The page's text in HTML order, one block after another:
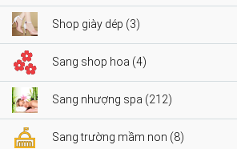
Shop giày dép (3)
Sang shop hoa (4)
Sang nhượng spa (212)
Sang trường mầm non (8)